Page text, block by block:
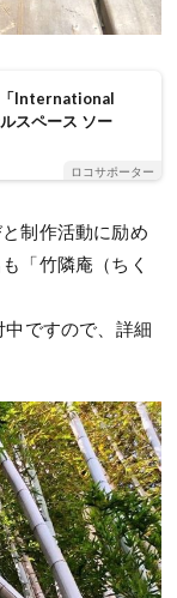
「International
スペース ソー
ロコサポーター
制作活動に励め
「竹隣庵（ちく
ですので、詳細